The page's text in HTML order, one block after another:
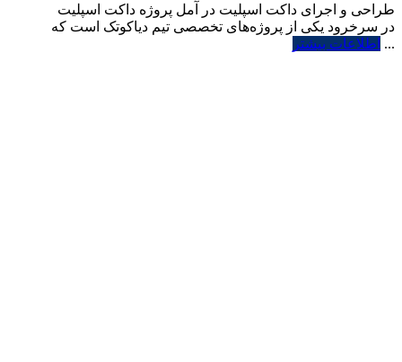
طراحی و اجرای داکت اسپلیت در آمل پروژه داکت اسپلیت
در سرخرود یکی از پروژه‌های تخصصی تیم دیاکوتک است که
... اطلاعات بیشتر